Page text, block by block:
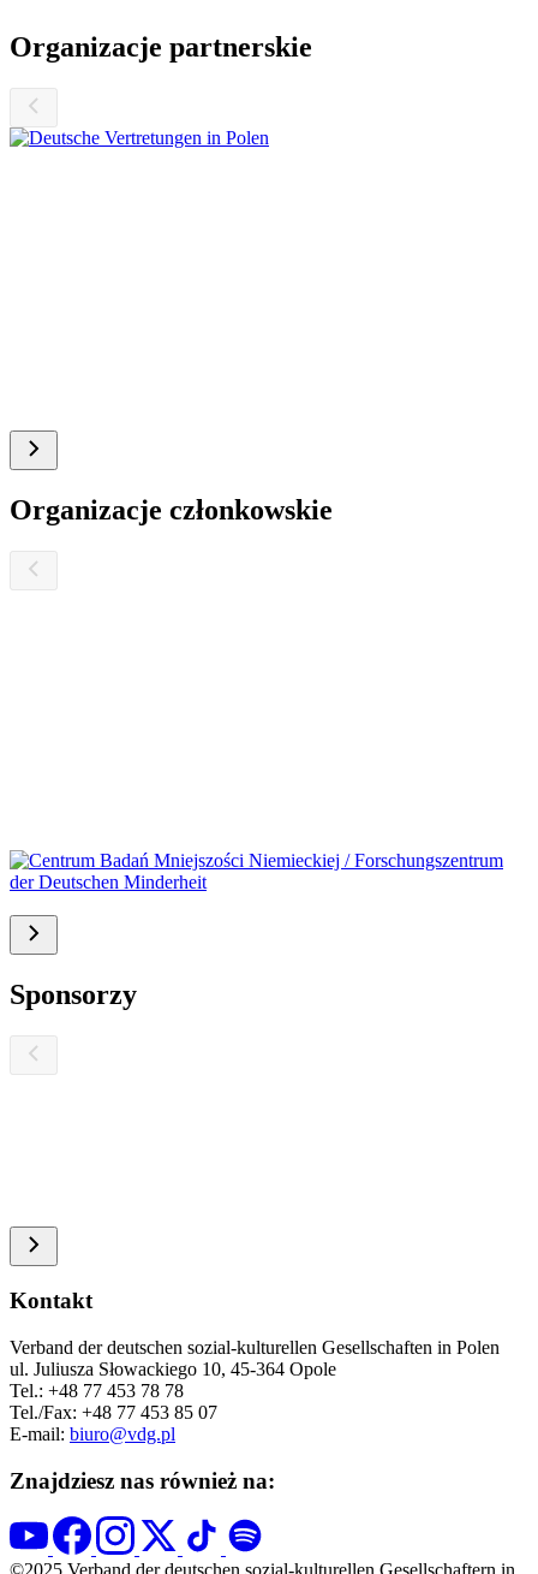
Organizacje partnerskie
Organizacje członkowskie
Sponsorzy
Kontakt
Verband der deutschen sozial-kulturellen Gesellschaften in Polen
ul. Juliusza Słowackiego 10, 45-364 Opole
Tel.: +48 77 453 78 78
Tel./Fax: +48 77 453 85 07
E-mail: biuro@vdg.pl
Znajdziesz nas również na: